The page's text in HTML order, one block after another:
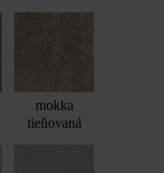
mokka
tieňovaná